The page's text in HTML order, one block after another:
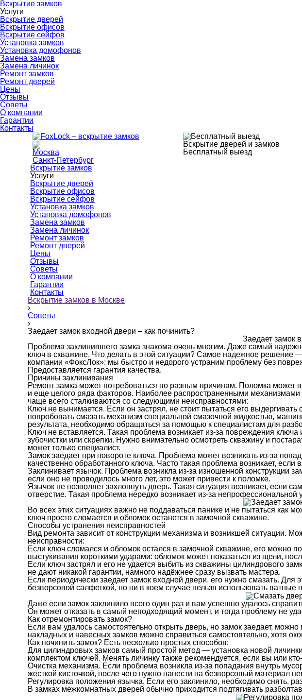
Вскрытие замков
Услуги
Вскрытие дверей
Вскрытие офисов
Вскрытие сейфов
Установка замков
Установка домофонов
Замена замков
Замена личинок
Ремонт замков
Ремонт дверей
Цены
Отзывы
Советы
О компании
Гарантии
Контакты
Москва
Санкт-Петербург
Вскрытие дверей и замков
Бесплатный выезд
Вскрытие замков
Услуги
Вскрытие дверей
Вскрытие офисов
Вскрытие сейфов
Установка замков
Установка домофонов
Замена замков
Замена личинок
Ремонт замков
Ремонт дверей
Цены
Отзывы
Советы
О компании
Гарантии
Контакты
Вскрытие замков в Москве
›
Советы
›
Заедает замок входной двери – как починить?
Заедает замок
Проблема заклинившего замка знакома очень многим. Даже самый
ключ в скважине. Что делать в этой ситуации? Самое надежное
компании «ФоксЛок»: мы быстро и недорого устраним проблему без
Предоставляется гарантия качества.
Причины заклинивания
Ремонт замка может потребоваться по разным причинам. Поломка может
и еще целого ряда факторов. Наиболее распространенными
чаще всего сталкиваются со следующими неисправностями:
Ключ не вынимается. Если он застрял, не стоит пытаться его
попробовать смазать механизм специальной смазочной жидкостью,
результата, необходимо обращаться за помощью к специалистам для
Ключ не вставляется. Такая проблема возникает из-за повреждения
зубочистки или скрепки. Нужно внимательно осмотреть скважину и
может только специалист.
Замок заедает при повороте ключа. Проблема может возникать из-за
качественно обработанного ключа. Часто такая проблема возникает,
Заклинивает язычок. Проблема возникла из-за изношенной конструкции
если оно не проводилось много лет, это может привести к поломке.
Язычок не позволяет захлопнуть дверь. Такая ситуация возникает, если
отверстие. Такая проблема нередко возникает из-за непрофессиональной
Во всех этих ситуациях важно не поддаваться панике и не пытаться как
ключ просто сломается и обломок останется в замочной скважине.
Способы устранения неисправностей
Вид ремонта зависит от конструкции механизма и возникшей ситуации.
неисправности:
Если ключ сломался и обломок остался в замочной скважине, его можно
выстукивания короткими ударами: обломок может показаться из щели,
Если ключ застрял и его не удается выбить из скважины цилиндрового
не дают никакой гарантии, намного надёжнее сразу вызвать мастера.
Если периодически заедает замок входной двери, его нужно смазать.
безворсовой салфеткой, но ни в коем случае нельзя использовать ватные
Даже если замок заклинило всего один раз и вам успешно удалось
Он может отказать в самый неподходящий момент, и тогда проблему не
Как отремонтировать замок?
Если вам удалось самостоятельно открыть дверь, но замок заедает,
накладных и навесных замков можно справиться самостоятельно, хотя
Как починить замок? Есть несколько простых способов:
Для цилиндровых замков самый простой метод — установка новой
комплектом ключей. Менять личинку также рекомендуется, если вы или
Очистка механизма. Если проблема возникла из-за попадания внутрь
жесткой кисточкой, после чего нужно нанести на безворсовый материал
Регулировка положения язычка. Если его заклинило, необходимо снять,
В замках межкомнатных дверей обычно приходится подтягивать